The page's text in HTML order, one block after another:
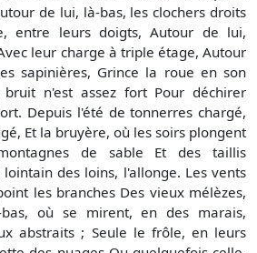
de lui, là-bas, les clochers droits
entre leurs doigts, Autour de lui,
leur charge à triple étage, Autour
sapinières, Grince la roue en son
n'est assez fort Pour déchirer
Depuis l'été de tonnerres chargé,
Et la bruyère, où les soirs plongent
de sable Et des taillis
des loins, l'allonge. Les vents
les branches Des vieux mélèzes,
où se mirent, en des marais,
abstraits ; Seule le frôle, en leurs